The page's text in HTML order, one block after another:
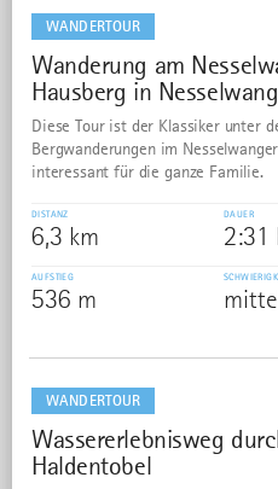
WANDERTOUR
16
Wanderung am
Hausberg in Nesselwang
Diese Tour ist der Klassiker unter
Bergwanderungen im
interessant für die ganze Familie.
DISTANZ
6,3 km
DAUER
2:31
AUFSTIEG
536 m
dazu
WANDERTOUR
17
Wassererlebnisweg
Haldentobel
dazu